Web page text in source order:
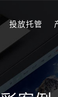
投放托管